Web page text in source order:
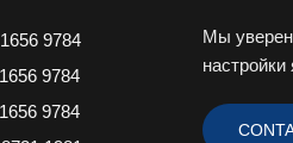
9784
9784
9784
Мы